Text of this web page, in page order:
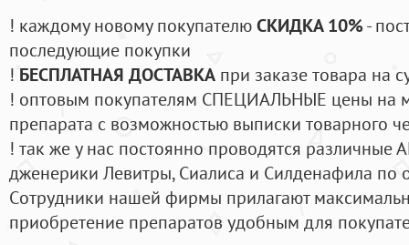
! каждому новому покупателюСКИДКА 10%-
последующие покупки
! БЕСПЛАТНАЯ ДОСТАВКА при заказе товара на
! оптовым покупателям СПЕЦИАЛЬНЫЕ цены на
препарата с возможностью выписки товарного
! так же у нас постоянно проводятся
дженерики Левитры, Сиалиса и Силденафила по
Cотрудники нашей фирмы прилагают
приобретение препаратов удобным для